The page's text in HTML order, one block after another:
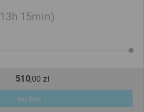
13h 15min
510,00 zł
Kup Bilet